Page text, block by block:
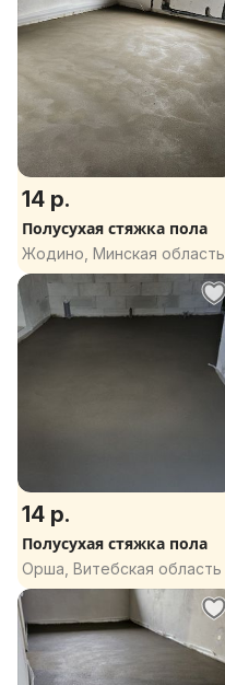
14 р.
Полусухая стяжка пола
Жодино, Минская область
14 р.
Полусухая стяжка пола
Орша, Витебская область